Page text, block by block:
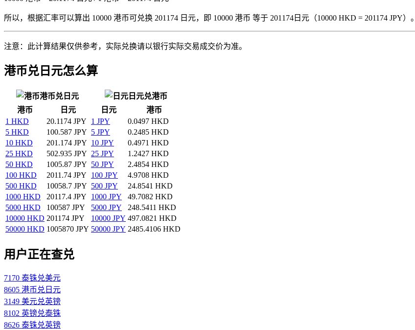
所以，根据汇率可以算出 10000 港币可兑换 201174 日元，即 10000 港币 等于 201174日元（10000 HKD = 201174 JPY）。
注意：此计算结果仅供参考，实际兑换请以银行实际交易成交价为准。
港币兑日元怎么算
港币兑日元
日元兑港币
港币
日元 日元
港币
1 HKD
20.1174 JPY 1 JPY
0.0497 HKD
5 HKD
100.587 JPY 5 JPY
0.2485 HKD
10 HKD
201.174 JPY 10 JPY
0.4971 HKD
25 HKD
502.935 JPY 25 JPY
1.2427 HKD
50 HKD
1005.87 JPY 50 JPY
2.4854 HKD
100 HKD
2011.74 JPY 100 JPY
4.9708 HKD
500 HKD
10058.7 JPY 500 JPY
24.8541 HKD
1000 HKD
20117.4 JPY 1000 JPY
49.7082 HKD
5000 HKD
100587 JPY 5000 JPY
248.5411 HKD
10000 HKD 201174 JPY 10000 JPY 497.0821 HKD
50000 HKD 1005870 JPY 50000 JPY 2485.4106 HKD
用户正在查兑
7170 泰铢兑美元
8605 港币兑日元
3149 美元兑英镑
8102 英镑兑泰铢
8626 泰铢兑英镑